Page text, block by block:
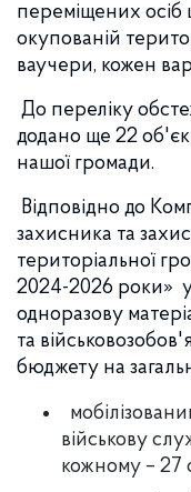
переміщених
окупованій
ваучери, кожен
До переліку
додано ще 22
нашої громади.
Відповідно до
захисника та
територіальної
2024-2026 роки»
одноразову
та
бюджету на
військову
кожному – 27